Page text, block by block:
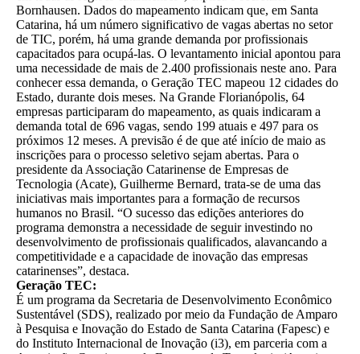
Bornhausen. Dados do mapeamento indicam que, em Santa
Catarina, há um número significativo de vagas abertas no setor
de TIC, porém, há uma grande demanda por profissionais
capacitados para ocupá-las. O levantamento inicial apontou para
uma necessidade de mais de 2.400 profissionais neste ano. Para
conhecer essa demanda, o Geração TEC mapeou 12 cidades do
Estado, durante dois meses. Na Grande Florianópolis, 64
empresas participaram do mapeamento, as quais indicaram a
demanda total de 696 vagas, sendo 199 atuais e 497 para os
próximos 12 meses. A previsão é de que até início de maio as
inscrições para o processo seletivo sejam abertas. Para o
presidente da Associação Catarinense de Empresas de
Tecnologia (Acate), Guilherme Bernard, trata-se de uma das
iniciativas mais importantes para a formação de recursos
humanos no Brasil. “O sucesso das edições anteriores do
programa demonstra a necessidade de seguir investindo no
desenvolvimento de profissionais qualificados, alavancando a
competitividade e a capacidade de inovação das empresas
catarinenses”, destaca.
Geração TEC:
É um programa da Secretaria de Desenvolvimento Econômico
Sustentável (SDS), realizado por meio da Fundação de Amparo
à Pesquisa e Inovação do Estado de Santa Catarina (Fapesc) e
do Instituto Internacional de Inovação (i3), em parceria com a